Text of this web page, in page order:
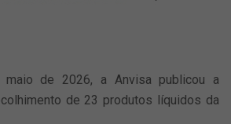
de 2026, a Anvisa publicou a
de 23 produtos líquidos da